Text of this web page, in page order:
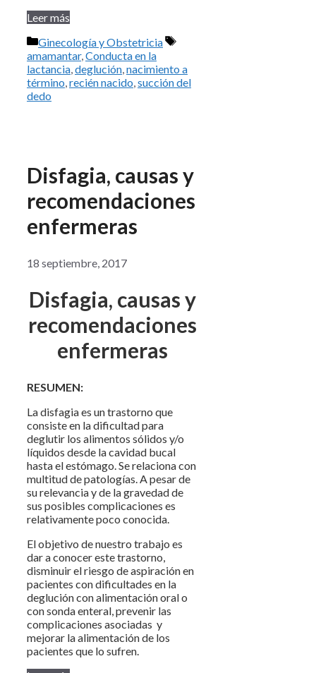
Leer más
Categorías
Ginecología y Obstetricia
Etiquetas
amamantar, Conducta en la
lactancia deglución nacimiento a
término recién nacido succión del
dedo
Disfagia, causas y
recomendaciones
enfermeras
18 septiembre, 2017
Disfagia, causas y
recomendaciones
enfermeras
RESUMEN:
La disfagia es un trastorno que
consiste en la dificultad para
deglutir los alimentos sólidos y/o
líquidos desde la cavidad bucal
hasta el estómago. Se relaciona con
multitud de patologías. A pesar de
su relevancia y de la gravedad de
sus posibles complicaciones es
relativamente poco conocida.
El objetivo de nuestro trabajo es
dar a conocer este trastorno,
disminuir el riesgo de aspiración en
pacientes con dificultades en la
deglución con alimentación oral o
con sonda enteral, prevenir las
complicaciones asociadas y
mejorar la alimentación de los
pacientes que lo sufren.